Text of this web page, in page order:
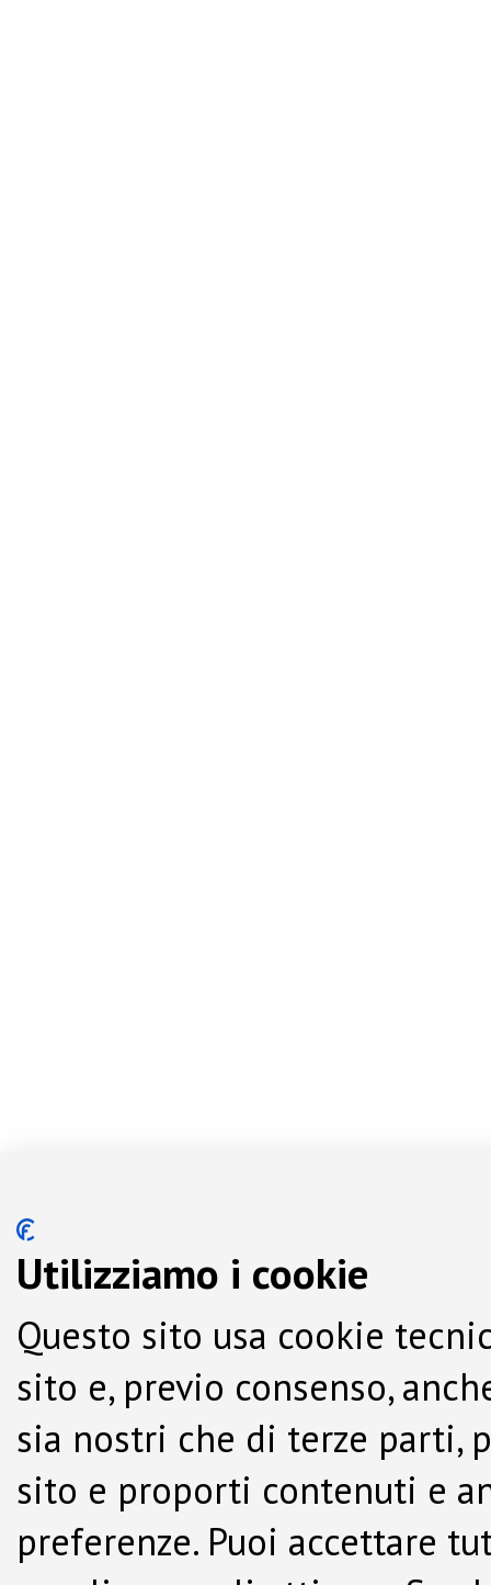
Utilizziamo i cookie
Questo sito usa cookie
sito e, previo consenso,
sia nostri che di terze parti,
sito e proporti contenuti e
preferenze. Puoi accettare